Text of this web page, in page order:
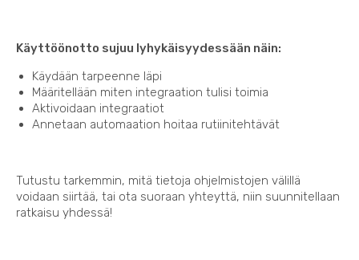
Käyttöönotto sujuu lyhykäisyydessään näin:
Käydään tarpeenne läpi
Määritellään miten integraation tulisi toimia
Aktivoidaan integraatiot
Annetaan automaation hoitaa rutiinitehtävät
Tutustu tarkemmin, mitä tietoja ohjelmistojen välillä
voidaan siirtää, tai ota suoraan yhteyttä, niin suunnitellaan
ratkaisu yhdessä!